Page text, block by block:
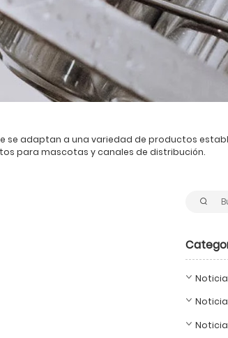
se adaptan a una variedad de productos
para mascotas y canales de distribución.